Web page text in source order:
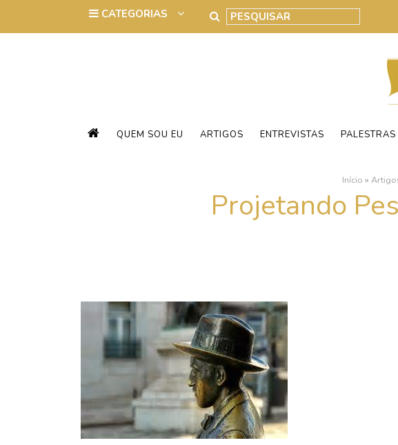
QUEM SOU EU ARTIGOS ENTREVISTAS PALESTRAS
Início »
Projetando